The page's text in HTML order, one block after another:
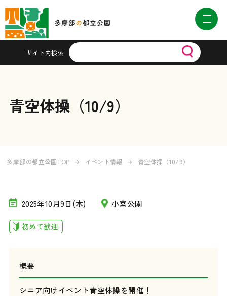
サイト内検索
青空体操（10/9）
多摩部の都立公園TOP イベント情報 青空体操（10/9）
2025年10月9日(木) 小宮公園
初めて歓迎
概要
シニア向けイベント青空体操を開催！